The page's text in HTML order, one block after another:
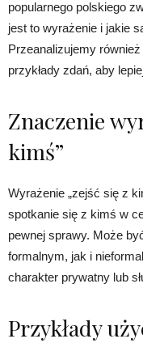
popularnego polskiego
jest to wyrażenie i jakie
Przeanalizujemy
przykłady zdań, aby
Znaczenie
kimś”
Wyrażenie „zejść się z
spotkanie się z kimś w
pewnej sprawy. Może
formalnym, jak i
charakter prywatny lub
Przykłady